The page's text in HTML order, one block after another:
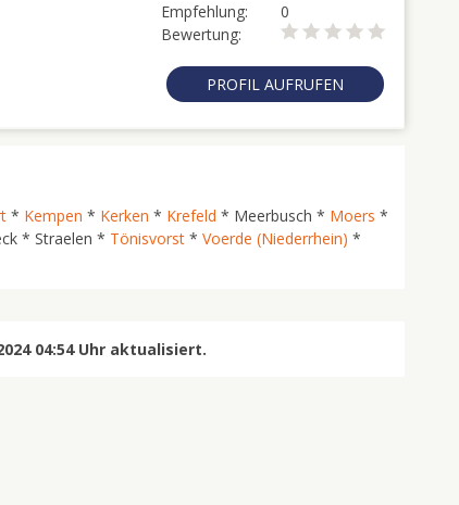
Empfehlung:
0
Bewertung:
PROFIL AUFRUFEN
* Kempen * Kerken * Krefeld * Meerbusch * Moers *
* Straelen * Tönisvorst * Voerde (Niederrhein) *
04:54 Uhr aktualisiert.